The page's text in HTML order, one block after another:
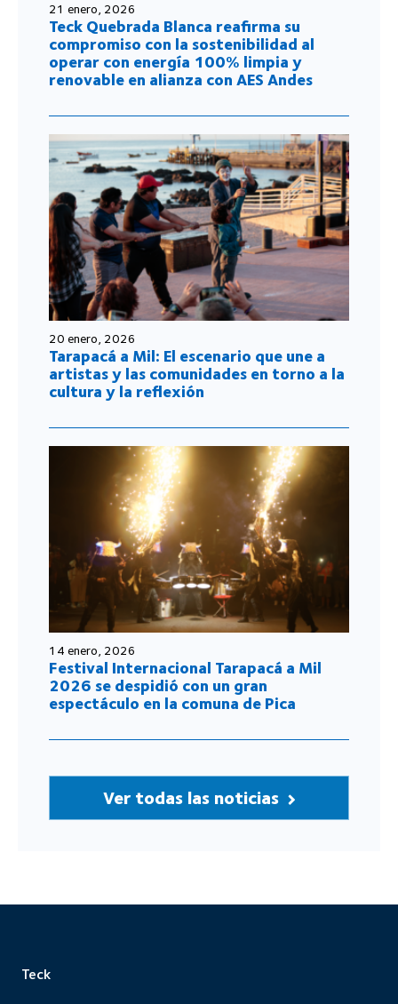
21 enero, 2026
Teck Quebrada Blanca reafirma su
compromiso con la sostenibilidad al
operar con energía 100% limpia y
renovable en alianza con AES Andes
20 enero, 2026
Tarapacá a Mil: El escenario que une a
artistas y las comunidades en torno a la
cultura y la reflexión
14 enero, 2026
Festival Internacional Tarapacá a Mil
2026 se despidió con un gran
espectáculo en la comuna de Pica
Ver todas las noticias
Teck